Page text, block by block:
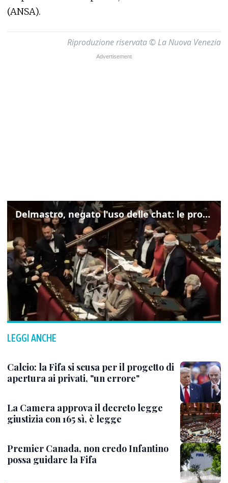
(ANSA).
Riproduzione riservata © La Nuova Venezia
Delmastro, negato l'uso delle chat: le proteste di Avs e M5s
LEGGI ANCHE
Calcio: la Fifa si scusa per il progetto di
apertura ai privati, "un errore"
La Camera approva il decreto legge
giustizia con 165 sì, è legge
Premier Canada, non credo Infantino
possa guidare la Fifa